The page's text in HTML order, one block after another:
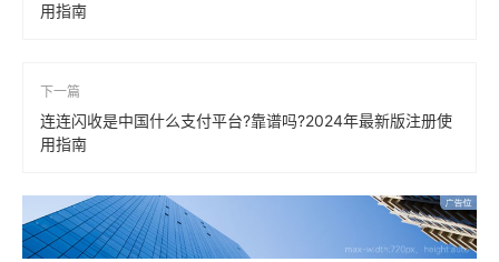
用指南
下一篇
连连闪收是中国什么支付平台?靠谱吗?2024年最新版注册使
用指南